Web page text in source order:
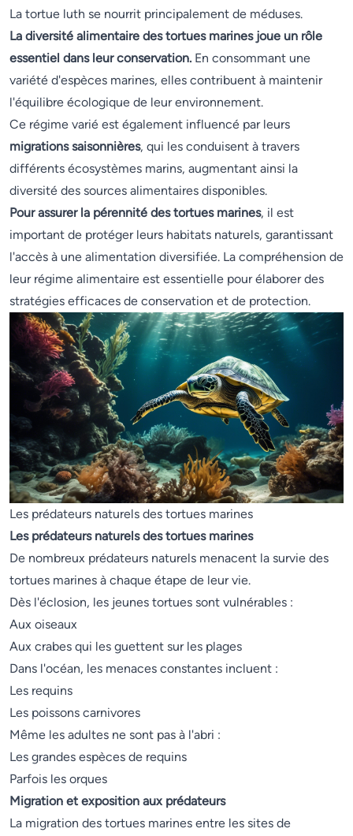
La tortue luth se nourrit principalement de méduses.
La diversité alimentaire des tortues marines joue un rôle
essentiel dans leur conservation. En consommant une
variété d'espèces marines, elles contribuent à maintenir
l'équilibre écologique de leur environnement.
Ce régime varié est également influencé par leurs
migrations saisonnières, qui les conduisent à travers
différents écosystèmes marins, augmentant ainsi la
diversité des sources alimentaires disponibles.
Pour assurer la pérennité des tortues marines, il est
important de protéger leurs habitats naturels, garantissant
l'accès à une alimentation diversifiée. La compréhension de
leur régime alimentaire est essentielle pour élaborer des
stratégies efficaces de conservation et de protection.
Les prédateurs naturels des tortues marines
Les prédateurs naturels des tortues marines
De nombreux prédateurs naturels menacent la survie des
tortues marines à chaque étape de leur vie.
Dès l'éclosion, les jeunes tortues sont vulnérables :
Aux oiseaux
Aux crabes qui les guettent sur les plages
Dans l'océan, les menaces constantes incluent :
Les requins
Les poissons carnivores
Même les adultes ne sont pas à l'abri :
Les grandes espèces de requins
Parfois les orques
Migration et exposition aux prédateurs
La migration des tortues marines entre les sites de